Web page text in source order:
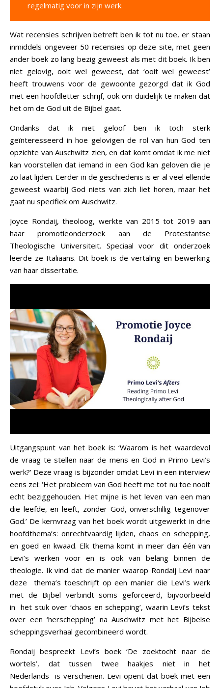
regelmatig voor in zijn werk.
Wat recensies schrijven betreft ben ik tot nu toe, er staan
inmiddels ongeveer 50 recensies op deze site, met geen
ander boek zo lang bezig geweest als met dit boek. Ik ben
niet gelovig, ooit wel geweest, dat ‘ooit wel geweest’
heeft trouwens voor de gewoonte gezorgd dat ik God
met een hoofdletter schrijf, ook om duidelijk te maken dat
het om de God uit de Bijbel gaat.
Ondanks dat ik niet geloof ben ik toch sterk
geïnteresseerd in hoe gelovigen de rol van hun God ten
opzichte van Auschwitz zien, en dat komt omdat ik me niet
kan voorstellen dat iemand in een God kan geloven die je
zo laat lijden. Eerder in de geschiedenis is er al veel ellende
geweest waarbij God niets van zich liet horen, maar het
gaat nu specifiek om Auschwitz.
Joyce Rondaij, theoloog, werkte van 2015 tot 2019 aan
haar promotieonderzoek aan de Protestantse
Theologische Universiteit. Speciaal voor dit onderzoek
leerde ze Italiaans. Dit boek is de vertaling en bewerking
van haar dissertatie.
Uitgangspunt van het boek is: ‘Waarom is het waardevol
de vraag te stellen naar de mens en God in Primo Levi’s
werk?’ Deze vraag is bijzonder omdat Levi in een interview
eens zei: ‘Het probleem van God heeft me tot nu toe nooit
echt beziggehouden. Het mijne is het leven van een man
die leefde, en leeft, zonder God, onverschillig tegenover
God.’ De kernvraag van het boek wordt uitgewerkt in drie
hoofdthema’s: onrechtvaardig lijden, chaos en schepping,
en goed en kwaad. Elk thema komt in meer dan één van
Levi’s werken voor en is ook van belang binnen de
theologie. Ik vind dat de manier waarop Rondaij Levi naar
deze thema’s toeschrijft op een manier die Levi’s werk
met de Bijbel verbindt soms geforceerd, bijvoorbeeld
in het stuk over ‘chaos en schepping’, waarin Levi’s tekst
over een ‘herschepping’ na Auschwitz met het Bijbelse
scheppingsverhaal gecombineerd wordt.
Rondaij bespreekt Levi’s boek ‘De zoektocht naar de
wortels’, dat tussen twee haakjes niet in het
Nederlands is verschenen. Levi opent dat boek met een